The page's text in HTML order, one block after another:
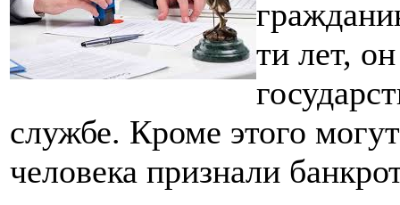
ти лет,
службе. Кроме этого
человека признали